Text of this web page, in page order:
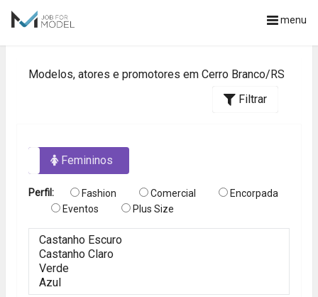
menu
Modelos, atores e promotores em Cerro Branco/RS
Filtrar
Femininos
Perfil: Fashion Comercial
Encorpada
Eventos
Plus Size